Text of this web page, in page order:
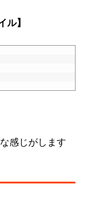
ル】
感じがします